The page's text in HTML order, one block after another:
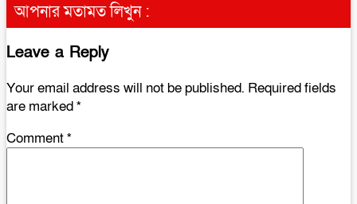
আপনার মতামত লিখুন :
Leave a Reply
Your email address will not be published. Required fields
are marked*
Comment*